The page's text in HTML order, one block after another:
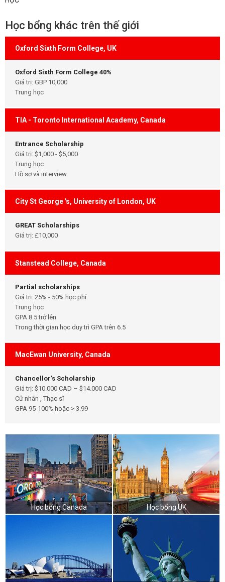
Học bổng khác trên thế giới
Oxford Sixth Form College, UK
Oxford Sixth Form College 40%
Giá trị: GBP 10,000
Trung học
TIA - Toronto International Academy, Canada
Entrance Scholarship
Giá trị: $1,000 - $5,000
Trung học
Hồ sơ và interview
City St George 's, University of London, UK
GREAT Scholarships
Giá trị: £10,000
Stanstead College, Canada
Partial scholarships
Giá trị: 25% - 50% học phí
Trung học
GPA 8.5 trở lên
Trong thời gian học duy trì GPA trên 6.5
MacEwan University, Canada
Chancellor’s Scholarship
Giá trị: $10.000 CAD – $14.000 CAD
Cử nhân , Thạc sĩ
GPA 95-100% hoặc > 3.99
Học bổng Canada Học bổng UK